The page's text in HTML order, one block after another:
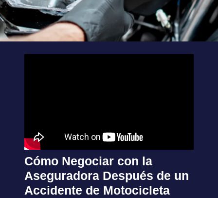
Cómo Negociar con la
Aseguradora Después de un
Accidente de Motocicleta